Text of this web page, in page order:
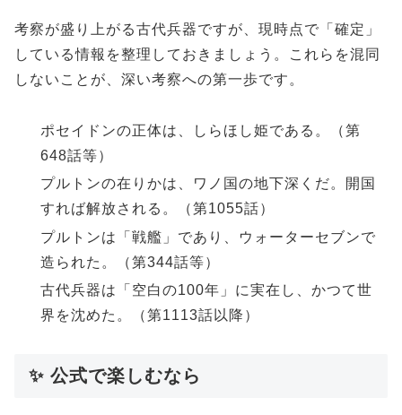
考察が盛り上がる古代兵器ですが、現時点で「確定」
している情報を整理しておきましょう。これらを混同
しないことが、深い考察への第一歩です。
ポセイドンの正体は、しらほし姫である。（第
648話等）
プルトンの在りかは、ワノ国の地下深くだ。開国
すれば解放される。（第1055話）
プルトンは「戦艦」であり、ウォーターセブンで
造られた。（第344話等）
古代兵器は「空白の100年」に実在し、かつて世
界を沈めた。（第1113話以降）
✨ 公式で楽しむなら